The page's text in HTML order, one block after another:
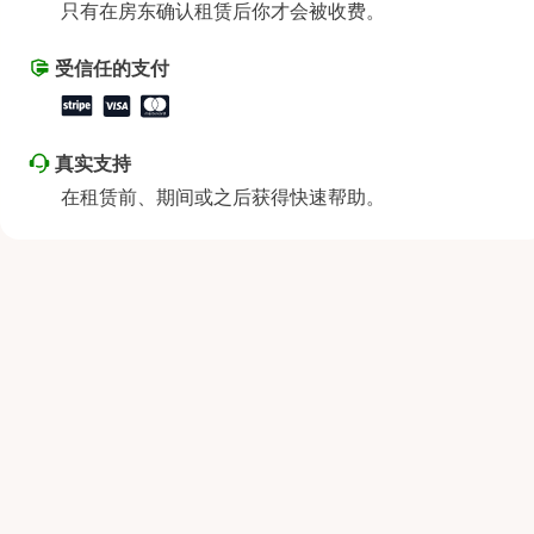
星期六只有在房东确认租赁后你才会被收费。
受信任的支付
真实支持
在租赁前、期间或之后获得快速帮助。